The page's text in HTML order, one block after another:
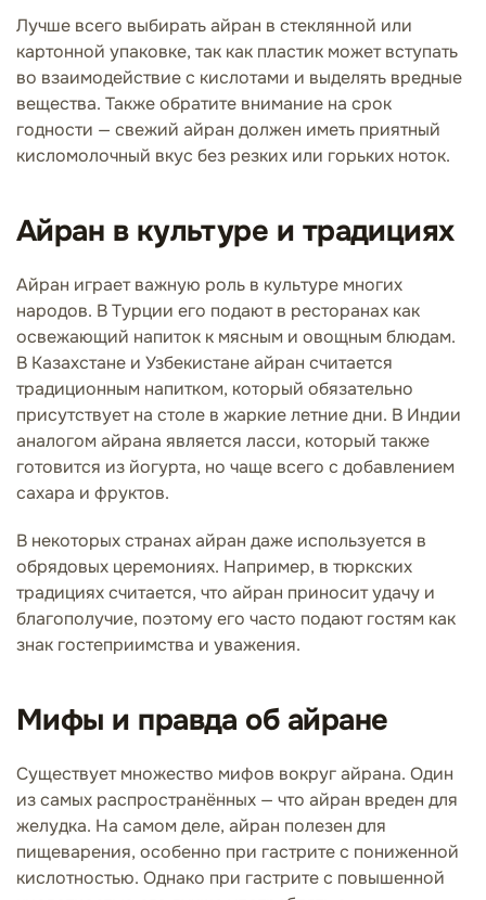
Лучше всего выбирать айран в стеклянной или
картонной упаковке, так как пластик может вступать
во взаимодействие с кислотами и выделять вредные
вещества. Также обратите внимание на срок
годности — свежий айран должен иметь приятный
кисломолочный вкус без резких или горьких ноток.
Айран в культуре и традициях
Айран играет важную роль в культуре многих
народов. В Турции его подают в ресторанах как
освежающий напиток к мясным и овощным блюдам.
В Казахстане и Узбекистане айран считается
традиционным напитком, который обязательно
присутствует на столе в жаркие летние дни. В Индии
аналогом айрана является ласси, который также
готовится из йогурта, но чаще всего с добавлением
сахара и фруктов.
В некоторых странах айран даже используется в
обрядовых церемониях. Например, в тюркских
традициях считается, что айран приносит удачу и
благополучие, поэтому его часто подают гостям как
знак гостеприимства и уважения.
Мифы и правда об айране
Существует множество мифов вокруг айрана. Один
из самых распространённых — что айран вреден для
желудка. На самом деле, айран полезен для
пищеварения, особенно при гастрите с пониженной
кислотностью. Однако при гастрите с повышенной